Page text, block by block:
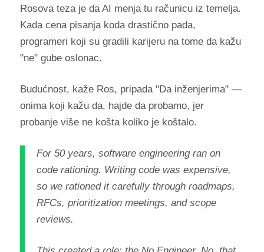
Rosova teza je da AI menja tu računicu iz temelja.
Kada cena pisanja koda drastično pada,
programeri koji su gradili karijeru na tome da kažu
"ne" gube oslonac.
Budućnost, kaže Ros, pripada "Da inženjerima" —
onima koji kažu da, hajde da probamo, jer
probanje više ne košta koliko je koštalo.
For 50 years, software engineering ran on
code rationing. Writing code was expensive,
so we rationed it carefully through roadmaps,
RFCs, prioritization meetings, and scope
reviews.